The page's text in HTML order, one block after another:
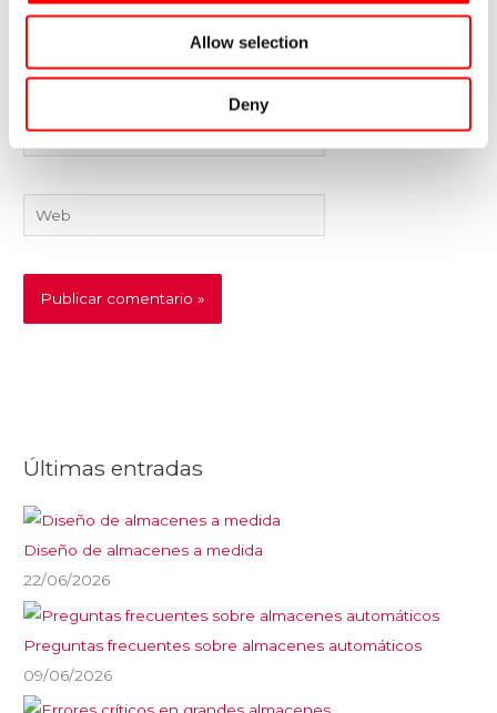
Allow selection
Deny
Correo
electrónico
Últimas entradas
Diseño de almacenes a medida
22/06/2026
Preguntas frecuentes sobre almacenes automáticos
09/06/2026